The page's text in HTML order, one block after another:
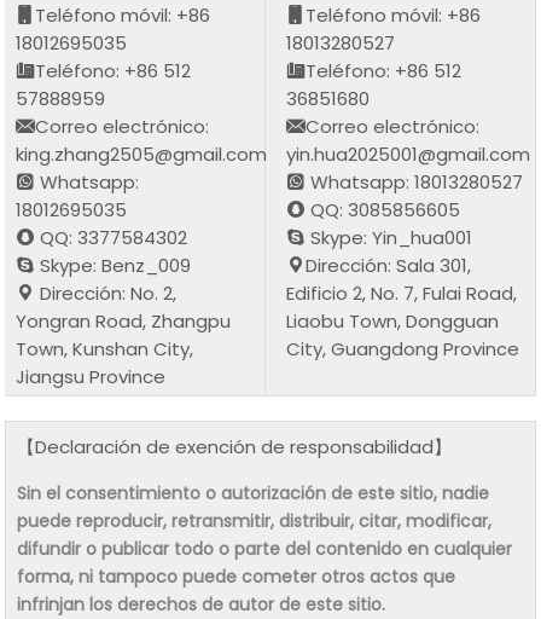
Teléfono móvil: +86
18012695035
Teléfono: +86 512
57888959
Correo electrónico:
king.zhang2505@gmail.com
Whatsapp:
18012695035
QQ: 3377584302
Skype: Benz_009
Dirección: No. 2,
Yongran Road, Zhangpu
Town, Kunshan City,
Jiangsu Province
Teléfono móvil: +86
18013280527
Teléfono: +86 512
36851680
Correo electrónico:
yin.hua2025001@gmail.com
Whatsapp: 18013280527
QQ: 3085856605
Skype: Yin_hua001
Dirección: Sala 301,
Edificio 2, No. 7, Fulai Road,
Liaobu Town, Dongguan
City, Guangdong Province
【Declaración de exención de responsabilidad】
Sin el consentimiento o autorización de este sitio, nadie
puede reproducir, retransmitir, distribuir, citar, modificar,
difundir o publicar todo o parte del contenido en cualquier
forma, ni tampoco puede cometer otros actos que
infrinjan los derechos de autor de este sitio.